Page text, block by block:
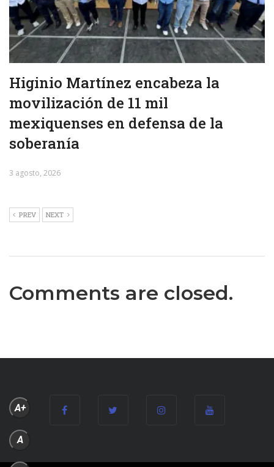
Higinio Martínez encabeza la
movilización de 11 mil
mexiquenses en defensa de la
soberanía
3 agosto, 2026
PREV NEXT
Comments are closed.
A+
A